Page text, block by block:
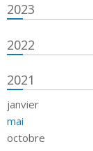
2023
2022
2021
janvier
mai
octobre